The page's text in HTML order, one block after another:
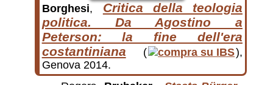
Borghesi,
Critica della teologia
politica. Da Agostino a
Peterson: la fine dell'era
costantiniana
(
),
Genova 2014.